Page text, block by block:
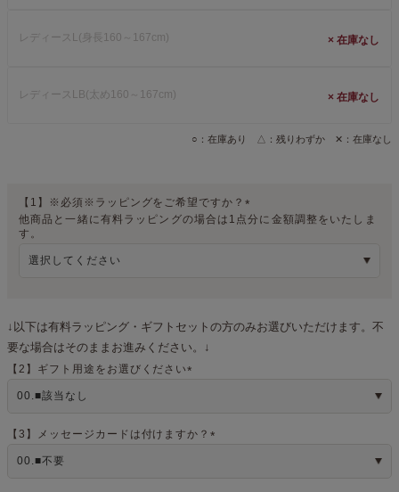
【1】※必須※ラッピングをご希望ですか？
(
他商品と一緒に有料ラッピングの場合は1点分に金額調整をいたしま
す。
↓以下は有料ラッピング・ギフトセットの方のみお選びいただけます。不
要な場合はそのままお進みください。↓
【2】ギフト用途をお選びください
)
【3】メッセージカードは付けますか？
レディースL(身長160～167cm) ×
レディースLB(太め160～167cm) ×
○：在庫あり △：残りわずか ✕：在庫なし